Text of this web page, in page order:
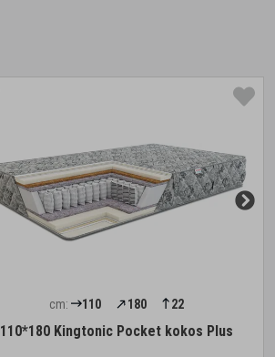
cm: 110 180 22
110*180 Kingtonic Pocket kokos Plus